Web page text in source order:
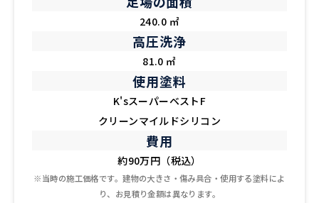
240.0 ㎡
高圧洗浄
81.0 ㎡
使用塗料
K'sスーパーベストF
クリーンマイルドシリコン
費用
約90万円（税込）
※当時の施工価格です。建物の大きさ・傷み具合・使用する塗料によ
り、お見積り金額は異なります。